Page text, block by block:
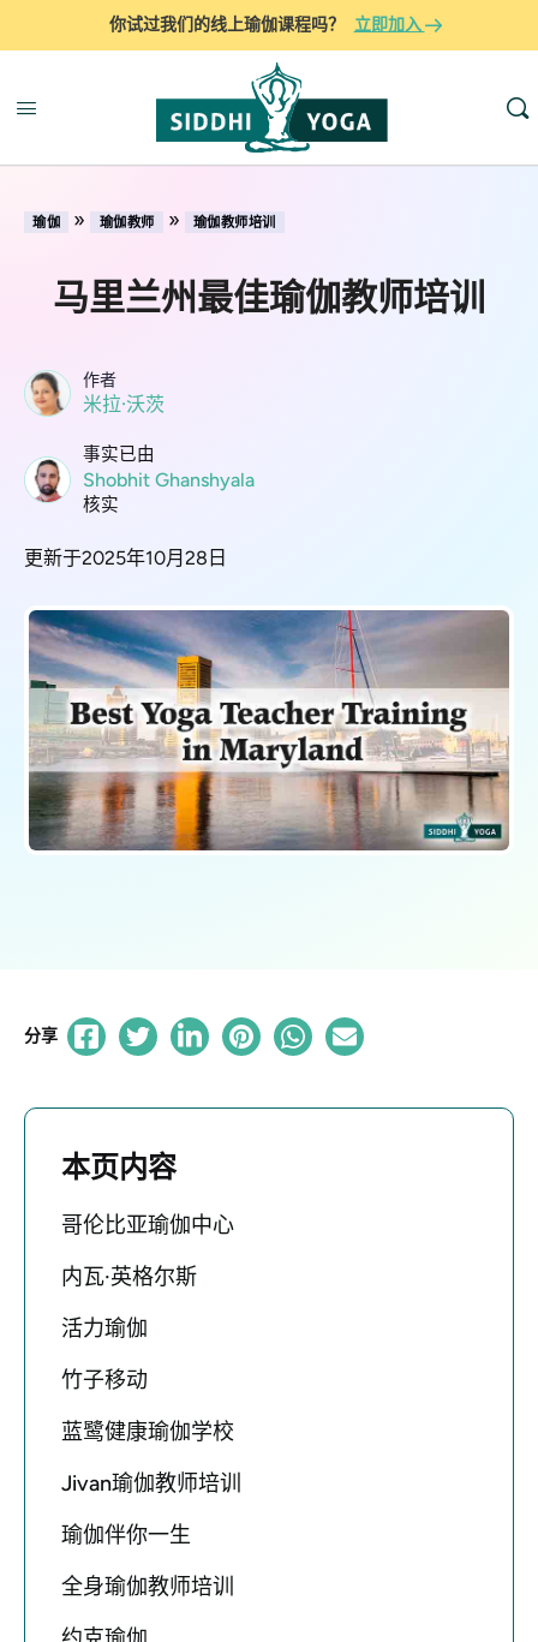
你试过我们的线上瑜伽课程吗？ 立即加入
瑜伽 » 瑜伽教师 » 瑜伽教师培训
马里兰州最佳瑜伽教师培训
作者
米拉·沃茨
事实已由
Shobhit Ghanshyala
核实
更新于2025年10月28日
分享
本页内容
哥伦比亚瑜伽中心
内瓦·英格尔斯
活力瑜伽
竹子移动
蓝鹭健康瑜伽学校
Jivan瑜伽教师培训
瑜伽伴你一生
全身瑜伽教师培训